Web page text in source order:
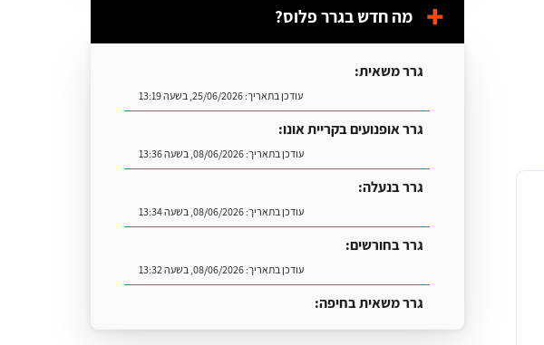
מה חדש בגרר פלוס?
גרר משאית:
עודכן בתאריך:25/06/2026, בשעה 13:19
גרר אופנועים בקריית אונו:
עודכן בתאריך:08/06/2026, בשעה 13:36
גרר בנעלה:
עודכן בתאריך:08/06/2026, בשעה 13:34
גרר בחורשים:
עודכן בתאריך:08/06/2026, בשעה 13:32
גרר משאית בחיפה:
עודכן בתאריך:25/06/2026, בשעה 13:25